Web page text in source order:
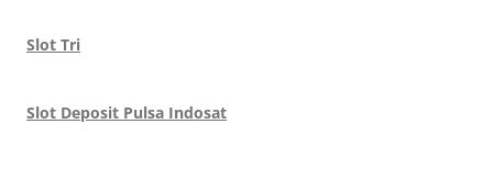
Slot Tri
Slot Deposit Pulsa Indosat